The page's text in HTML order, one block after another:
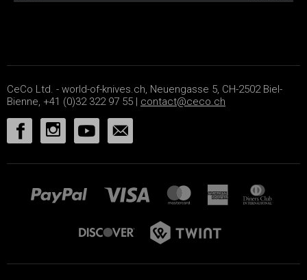
CeCo Ltd. - world-of-knives.ch, Neuengasse 5, CH-2502 Biel-
Bienne, +41 (0)32 322 97 55 | contact@ceco.ch